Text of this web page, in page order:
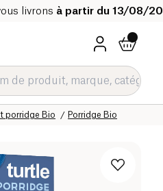
livrons à partir du 13/08/
Porridge Bio
porridge Bio
Epicerie sucrée Bio